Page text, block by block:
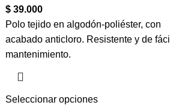
$39.000
Polo tejido en algodón-poliéster, con
acabado anticloro. Resistente y de fácil
mantenimiento.
Seleccionar opciones